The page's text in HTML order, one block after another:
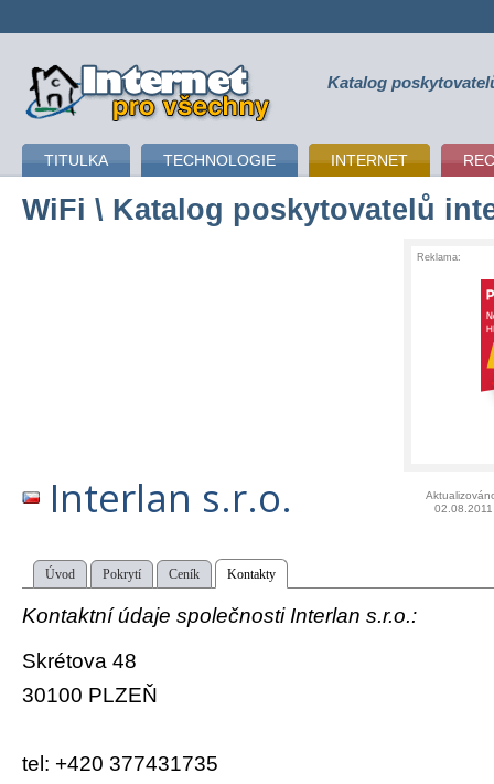
připojení k internetu Katalog
TITULKA TECHNOLOGIE INTERNET
WiFi \ Katalog poskytovatelů
Reklama:
Interlan s.r.o.
02.08.2011
Úvod Pokrytí Ceník Kontakty
Kontaktní údaje společnosti Interlan s.r.o.:
Skrétova 48
30100 PLZEŇ
tel: +420 377431735